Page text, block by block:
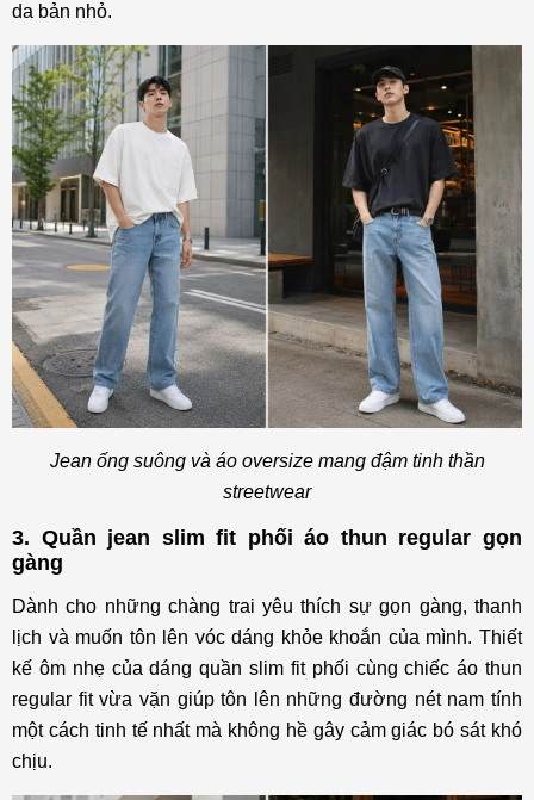
da bản nhỏ.
Jean ống suông và áo oversize mang đậm tinh thần
streetwear
3. Quần jean slim fit phối áo thun regular gọn
gàng
Dành cho những chàng trai yêu thích sự gọn gàng, thanh
lịch và muốn tôn lên vóc dáng khỏe khoắn của mình. Thiết
kế ôm nhẹ của dáng quần slim fit phối cùng chiếc áo thun
regular fit vừa vặn giúp tôn lên những đường nét nam tính
một cách tinh tế nhất mà không hề gây cảm giác bó sát khó
chịu.